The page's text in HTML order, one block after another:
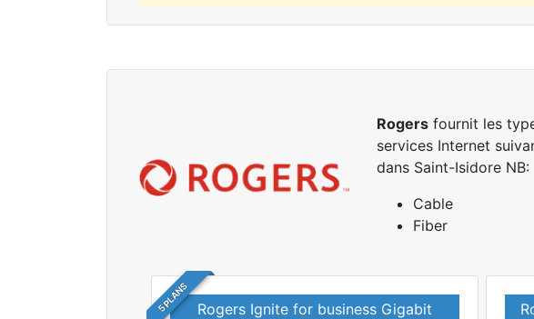
Rogersfournit les
services Internet
dans Saint-Isidore NB:
Cable
Fiber
5 PLANS Rogers Ignite for business Gigabit